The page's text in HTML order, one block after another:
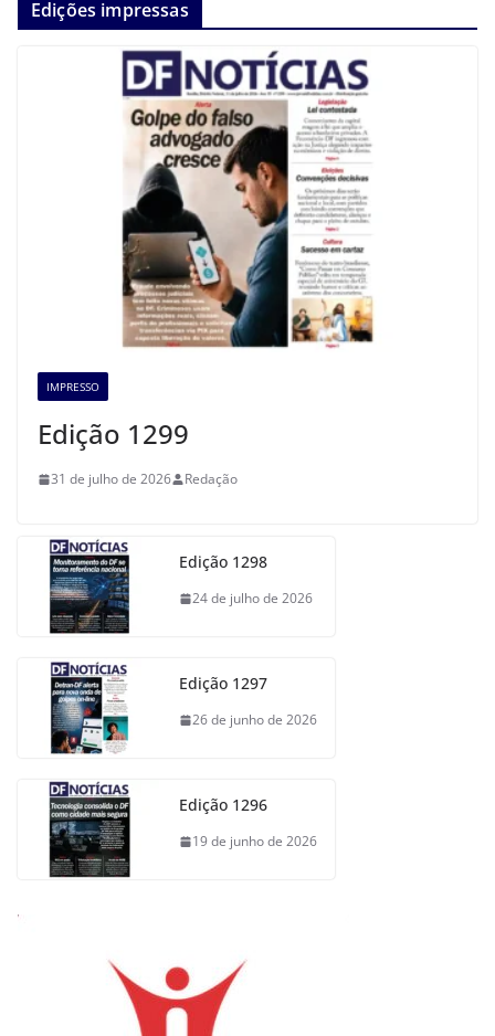
Edições impressas
IMPRESSO
Edição 1299
31 de julho de 2026 Redação
Edição 1298
24 de julho de 2026
Edição 1297
26 de junho de 2026
Edição 1296
19 de junho de 2026